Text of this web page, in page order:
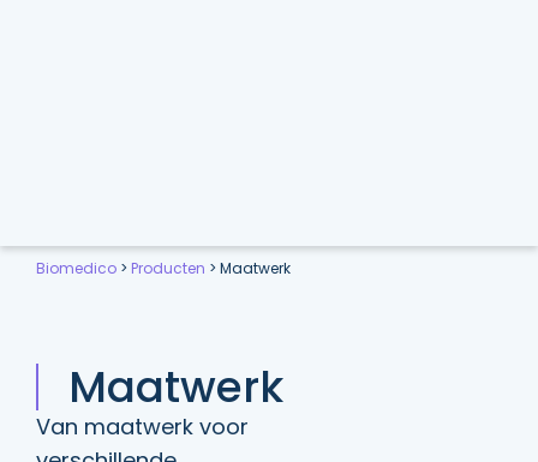
Biomedico > Producten > Maatwerk
Maatwerk
Van maatwerk voor